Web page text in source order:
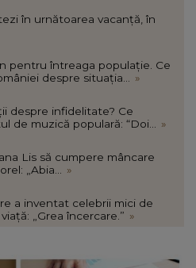
în urnătoarea vacanță, în
pentru întreaga populație. Ce
despre situația...
»
despre infidelitate? Ce
de muzică populară: “Doi...
»
Lis să cumpere mâncare
„Abia...
»
a inventat celebrii mici de
„Grea încercare.” »